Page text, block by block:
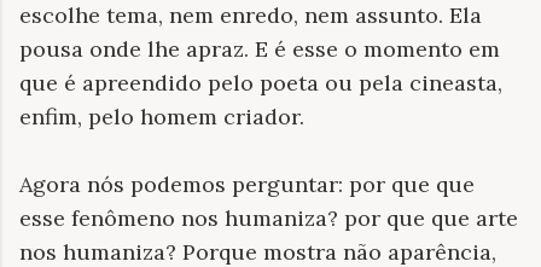
escolhe tema, nem enredo, nem assunto. Ela
pousa onde lhe apraz. E é esse o momento em
que é apreendido pelo poeta ou pela cineasta,
enfim, pelo homem criador.
Agora nós podemos perguntar: por que que
esse fenômeno nos humaniza? por que que arte
nos humaniza? Porque mostra não aparência,